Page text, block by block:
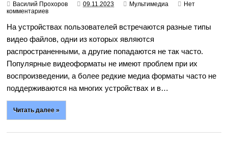
Василий Прохоров 09.11.2023 Мультимедиа
Нет
комментариев
На устройствах пользователей встречаются разные типы
видео файлов, одни из которых являются
распространенными, а другие попадаются не так часто.
Популярные видеоформаты не имеют проблем при их
воспроизведении, а более редкие медиа форматы часто не
поддерживаются на многих устройствах и в…
Читать далее »